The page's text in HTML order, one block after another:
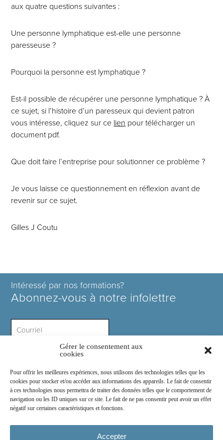
Gérer le consentement aux
cookies
Pour offrir les meilleures expériences, nous utilisons des technologies telles que les
cookies pour stocker et/ou accéder aux informations des appareils. Le fait de consentir
à ces technologies nous permettra de traiter des données telles que le comportement de
navigation ou les ID uniques sur ce site. Le fait de ne pas consentir peut avoir un effet
négatif sur certaines caractéristiques et fonctions.
Accepter
aux quatre questions suivantes :
Une personne lymphatique est-elle une personne
paresseuse ?
Pourquoi la personne est lymphatique ?
Est-il possible de récupérer une personne lymphatique ? À
ce sujet, si l’histoire d’un paresseux qui devient patron
vous intéresse, cliquez sur ce lien pour télécharger un
document pdf.
Que doit faire l’entreprise pour solutionner ce problème ?
Je vous laisse ce questionnement en réflexion avant de
revenir sur ce sujet.
Gilles J Coutu
Intéressé par nos formations?
Abonnez-vous à notre infolettre